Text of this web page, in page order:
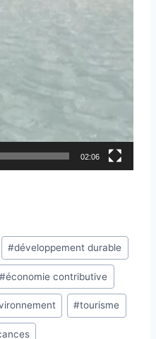
02:06
#développement durable
#économie contributive
#tourisme